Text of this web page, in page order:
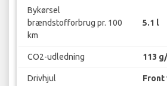
Bykørsel
brændstofforbrug pr. 100
km
5.1 l
CO2-udledning 113
Drivhjul Front